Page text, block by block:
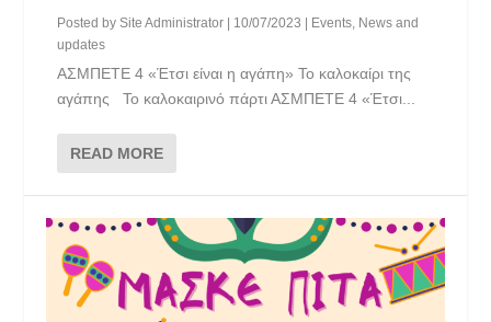
Posted bySite Administrator | 10/07/2023 | Events News and
updates
ΑΣΜΠΕΤΕ 4 «Έτσι είναι η αγάπη» Το καλοκαίρι της
αγάπης Το καλοκαιρινό πάρτι ΑΣΜΠΕΤΕ 4 «Έτσι...
READ MORE